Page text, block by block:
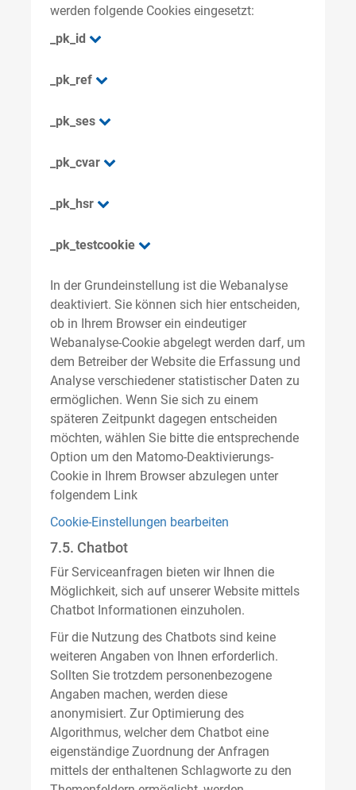
werden folgende Cookies eingesetzt:
_pk_id
_pk_ref
_pk_ses
_pk_cvar
_pk_hsr
_pk_testcookie
In der Grundeinstellung ist die Webanalyse
deaktiviert. Sie können sich hier entscheiden,
ob in Ihrem Browser ein eindeutiger
Webanalyse-Cookie abgelegt werden darf, um
dem Betreiber der Website die Erfassung und
Analyse verschiedener statistischer Daten zu
ermöglichen. Wenn Sie sich zu einem
späteren Zeitpunkt dagegen entscheiden
möchten, wählen Sie bitte die entsprechende
Option um den Matomo-Deaktivierungs-
Cookie in Ihrem Browser abzulegen unter
folgendem Link
Cookie-Einstellungen bearbeiten
7.5. Chatbot
Für Serviceanfragen bieten wir Ihnen die
Möglichkeit, sich auf unserer Website mittels
Chatbot Informationen einzuholen.
Für die Nutzung des Chatbots sind keine
weiteren Angaben von Ihnen erforderlich.
Sollten Sie trotzdem personenbezogene
Angaben machen, werden diese
anonymisiert. Zur Optimierung des
Algorithmus, welcher dem Chatbot eine
eigenständige Zuordnung der Anfragen
mittels der enthaltenen Schlagworte zu den